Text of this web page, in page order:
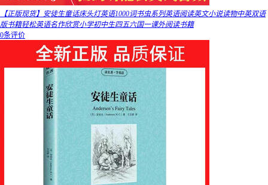
【正版现货】安徒生童话床头灯英语1000词书虫系列英语阅读英文小说读物中英双语
版书籍轻松英语名作欣赏小学初中生四五六国一课外阅读书籍
0条评价